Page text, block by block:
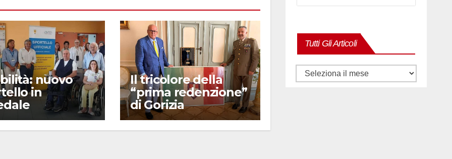
nuovo
in
Il tricolore della
“prima redenzione”
di Gorizia
Tutti Gli Articoli
Tutti